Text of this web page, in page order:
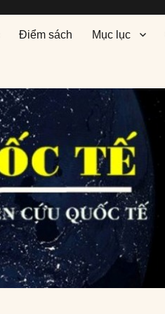
Điểm sách Mục lục